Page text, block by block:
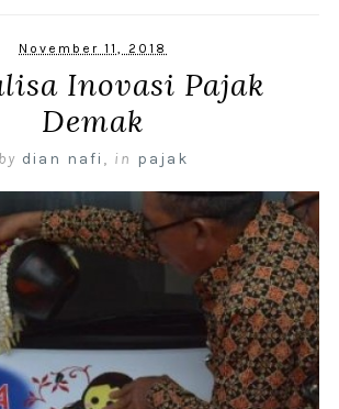
November 11, 2018
Inovasi Pajak
Demak
by dian nafi , in pajak